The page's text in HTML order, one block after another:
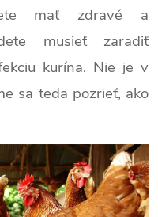
mať zdravé a
musieť zaradiť
kurína. Nie je v
sa teda pozrieť, ako